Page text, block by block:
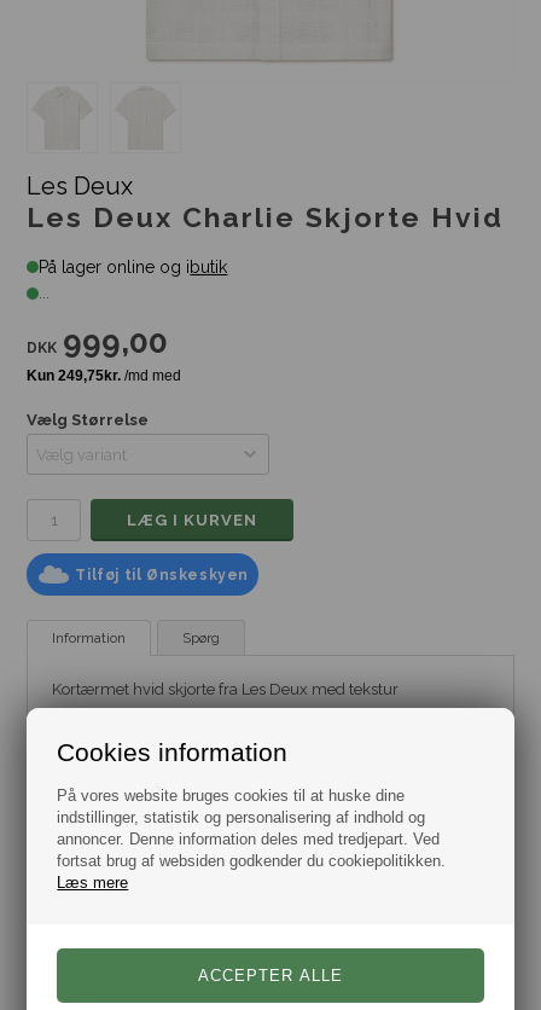
Cookies information
På vores website bruges cookies til at huske dine
indstillinger, statistik og personalisering af indhold og
annoncer. Denne information deles med tredjepart. Ved
fortsat brug af websiden godkender du cookiepolitikken.
Læs mere
Les Deux
Les Deux Charlie Skjorte Hvid
På lager online og ibutik
...
DKK 999,00
Vælg Størrelse
Tilføj til Ønskeskyen
Information Spørg
Kortærmet hvid skjorte fra Les Deux med tekstur
Model:
Skjorte
- Kortærmet
Pasform: Regular Fit
Størrelse: Flere varianter fra str. S til XXL
Materiale: 100% Bomuld
Varenr.: